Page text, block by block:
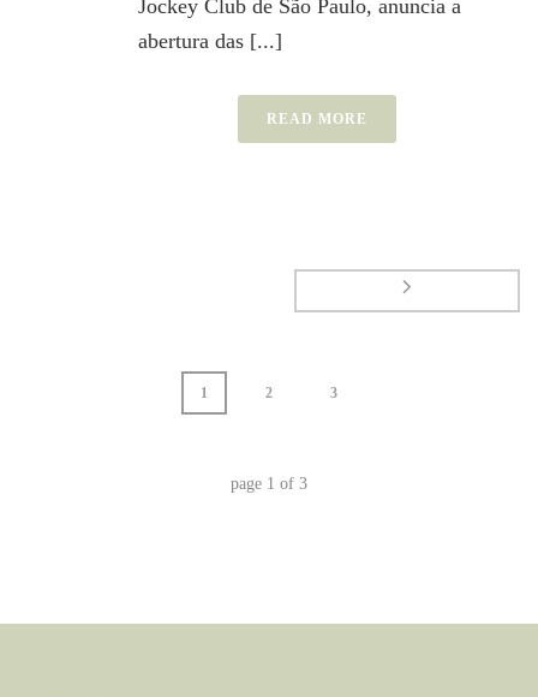
Jockey Club de São Paulo, anuncia a
abertura das [...]
READ MORE
1 2 3
page 1 of 3